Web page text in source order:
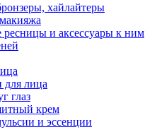
хайлайтеры
и аксессуары к ним
лица
глаз
крем
и эссенции